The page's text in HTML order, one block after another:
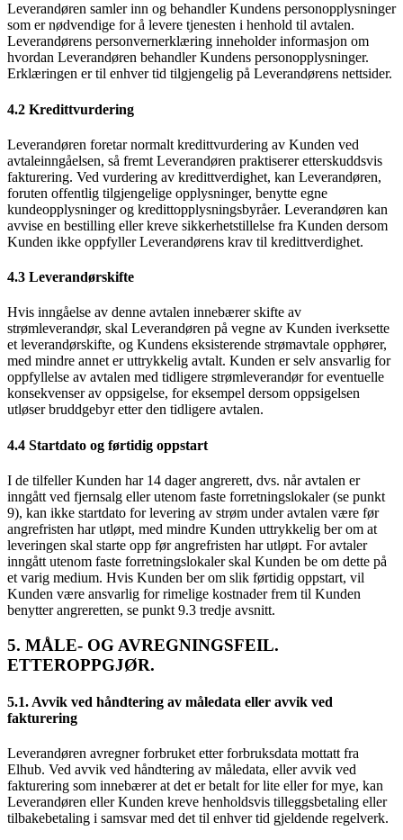
Leverandøren samler inn og behandler Kundens personopplysninger
som er nødvendige for å levere tjenesten i henhold til avtalen.
Leverandørens personvernerklæring inneholder informasjon om
hvordan Leverandøren behandler Kundens personopplysninger.
Erklæringen er til enhver tid tilgjengelig på Leverandørens nettsider.
4.2 Kredittvurdering
Leverandøren foretar normalt kredittvurdering av Kunden ved
avtaleinngåelsen, så fremt Leverandøren praktiserer etterskuddsvis
fakturering. Ved vurdering av kredittverdighet, kan Leverandøren,
foruten offentlig tilgjengelige opplysninger, benytte egne
kundeopplysninger og kredittopplysningsbyråer. Leverandøren kan
avvise en bestilling eller kreve sikkerhetstillelse fra Kunden dersom
Kunden ikke oppfyller Leverandørens krav til kredittverdighet.
4.3 Leverandørskifte
Hvis inngåelse av denne avtalen innebærer skifte av
strømleverandør, skal Leverandøren på vegne av Kunden iverksette
et leverandørskifte, og Kundens eksisterende strømavtale opphører,
med mindre annet er uttrykkelig avtalt. Kunden er selv ansvarlig for
oppfyllelse av avtalen med tidligere strømleverandør for eventuelle
konsekvenser av oppsigelse, for eksempel dersom oppsigelsen
utløser bruddgebyr etter den tidligere avtalen.
4.4 Startdato og førtidig oppstart
I de tilfeller Kunden har 14 dager angrerett, dvs. når avtalen er
inngått ved fjernsalg eller utenom faste forretningslokaler (se punkt
9), kan ikke startdato for levering av strøm under avtalen være før
angrefristen har utløpt, med mindre Kunden uttrykkelig ber om at
leveringen skal starte opp før angrefristen har utløpt. For avtaler
inngått utenom faste forretningslokaler skal Kunden be om dette på
et varig medium. Hvis Kunden ber om slik førtidig oppstart, vil
Kunden være ansvarlig for rimelige kostnader frem til Kunden
benytter angreretten, se punkt 9.3 tredje avsnitt.
5. MÅLE- OG AVREGNINGSFEIL.
ETTEROPPGJØR.
5.1. Avvik ved håndtering av måledata eller avvik ved
fakturering
Leverandøren avregner forbruket etter forbruksdata mottatt fra
Elhub. Ved avvik ved håndtering av måledata, eller avvik ved
fakturering som innebærer at det er betalt for lite eller for mye, kan
Leverandøren eller Kunden kreve henholdsvis tilleggsbetaling eller
tilbakebetaling i samsvar med det til enhver tid gjeldende regelverk.